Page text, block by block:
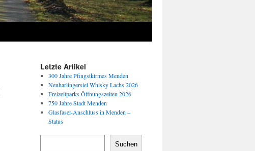
Letzte Artikel
300 Jahre Pfingstkirmes Menden
Neuharlingersiel Whisky Lachs 2026
Freizeitparks Öffnungszeiten 2026
750 Jahre Stadt Menden
Glasfaser-Anschluss in Menden –
Status
Suchen